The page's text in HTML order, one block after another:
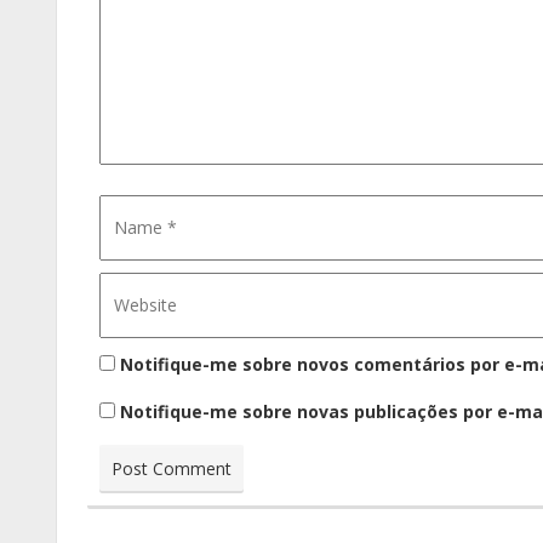
Notifique-me sobre novos comentários por e-
Notifique-me sobre novas publicações por e-